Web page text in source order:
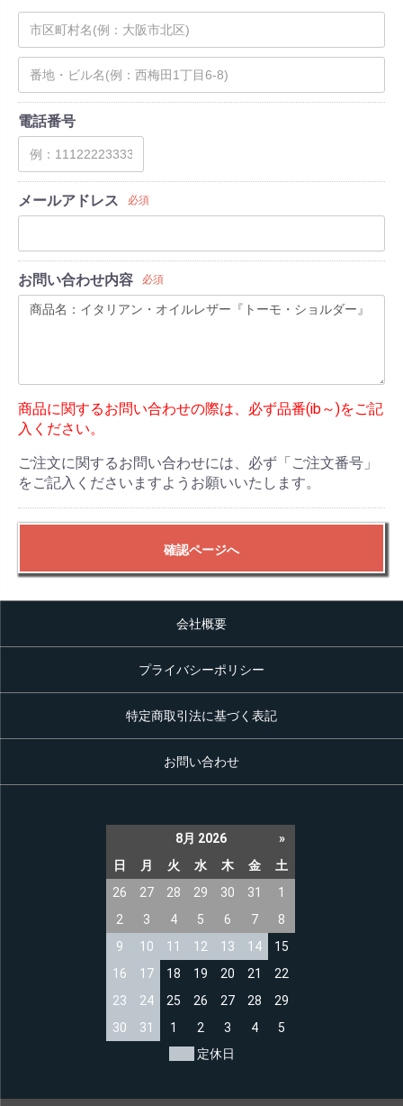
電話番号
メールアドレス 必須
お問い合わせ内容 必須
商品に関するお問い合わせの際は、必ず品番(ib～)をご記
入ください。
ご注文に関するお問い合わせには、必ず「ご注文番号」
をご記入くださいますようお願いいたします。
確認ページへ
会社概要
プライバシーポリシー
特定商取引法に基づく表記
お問い合わせ
8月 2026
»
日
月 火 水 木 金
土
26
27 28 29 30 31
1
2
3 4 5 6 7
8
9
10 11 12 13 14
15
16
17 18 19 20 21
22
23
24 25 26 27 28
29
30
31 1 2 3 4
5
定休日